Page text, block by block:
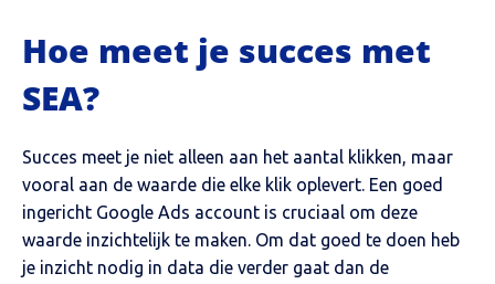
Hoe meet je succes met
SEA?
Succes meet je niet alleen aan het aantal klikken, maar
vooral aan de waarde die elke klik oplevert. Een goed
ingericht Google Ads account is cruciaal om deze
waarde inzichtelijk te maken. Om dat goed te doen heb
je inzicht nodig in data die verder gaat dan de